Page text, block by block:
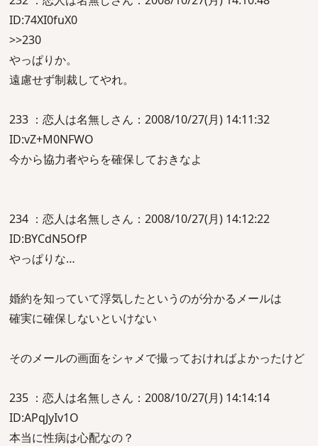
ID:74XI0fuX0
>>230
やっぱりか。
遠慮せず制裁してやれ。
233 ：恋人は名無しさん：2008/10/27(月) 14:11:32
ID:vZ+M0NFWO
今から協力者やらを確保しておきなよ
234 ：恋人は名無しさん：2008/10/27(月) 14:12:22
ID:BYCdN5OfP
やっぱりな…
婚約を知っていて浮気したというのが分かるメールは
確実に確保しないといけない
そのメールの画面をシャメで撮っておければよかったけど
235 ：恋人は名無しさん：2008/10/27(月) 14:14:14
ID:APqJyIv1O
本当に性病は心配なの？